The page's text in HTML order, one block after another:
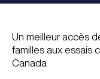
Un meilleur accès
familles aux essais
Canada